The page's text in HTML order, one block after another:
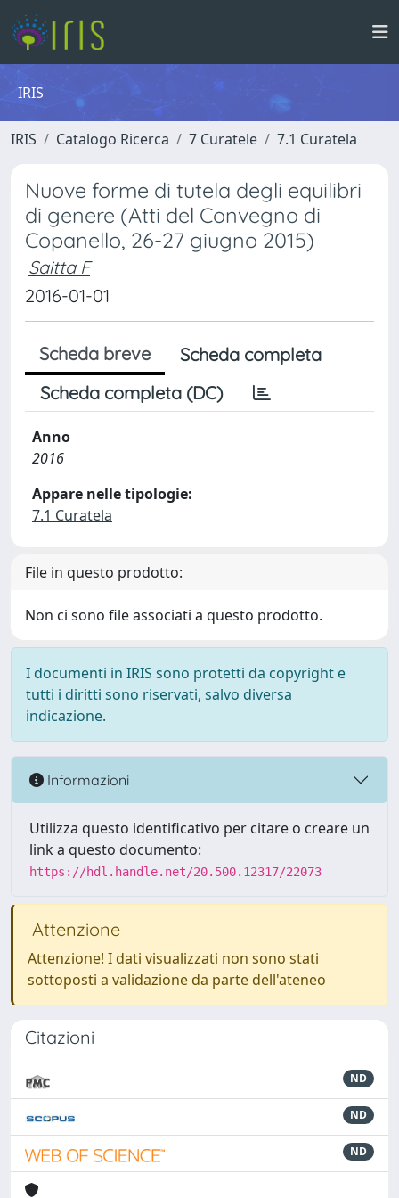
IRIS
IRIS Catalogo Ricerca 7 Curatele 7.1 Curatela
Nuove forme di tutela degli equilibri
di genere (Atti del Convegno di
Copanello, 26-27 giugno 2015)
Saitta F
2016-01-01
Scheda breve
Scheda completa
Scheda completa (DC)
Anno
2016
Appare nelle tipologie:
7.1 Curatela
File in questo prodotto:
Non ci sono file associati a questo prodotto.
I documenti in IRIS sono protetti da copyright e
tutti i diritti sono riservati, salvo diversa
indicazione.
Informazioni
Utilizza questo identificativo per citare o creare un
link a questo documento:
https://hdl.handle.net/20.500.12317/22073
Attenzione
Attenzione! I dati visualizzati non sono stati
sottoposti a validazione da parte dell'ateneo
Citazioni
ND
ND
ND